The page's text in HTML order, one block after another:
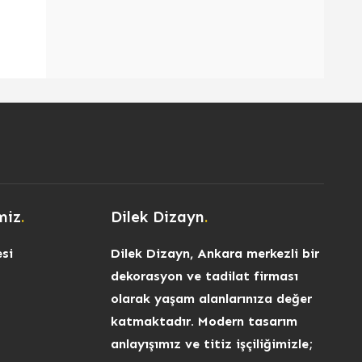
. Dilek Dizayn.
Dilek Dizayn, Ankara merkezli bir
dekorasyon ve tadilat firması
olarak yaşam alanlarınıza değer
katmaktadır. Modern tasarım
anlayışımız ve titiz işçiliğimizle;